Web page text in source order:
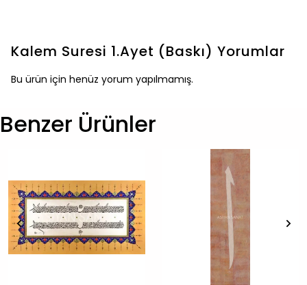
Kalem Suresi 1.Ayet (Baskı) Yorumlar
Bu ürün için henüz yorum yapılmamış.
Benzer Ürünler